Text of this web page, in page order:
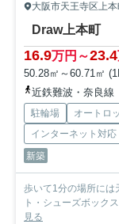
大阪市天王寺区上
Draw上本町
16.9万円～23.4
50.28㎡～60.71㎡
近鉄難波・奈良線
駐輪場 オートロ
インターネット対応
新築
歩いて1分の場所には
ト・シューズボック
見る